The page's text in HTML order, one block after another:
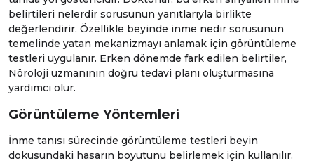
belirtileri nelerdir sorusunun yanıtlarıyla birlikte
değerlendirir. Özellikle beyinde inme nedir sorusunun
temelinde yatan mekanizmayı anlamak için görüntüleme
testleri uygulanır. Erken dönemde fark edilen belirtiler,
Nöroloji uzmanının doğru tedavi planı oluşturmasına
yardımcı olur.
Görüntüleme Yöntemleri
İnme tanısı sürecinde görüntüleme testleri beyin
dokusundaki hasarın boyutunu belirlemek için kullanılır.